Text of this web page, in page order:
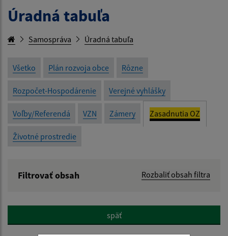
Úradná tabuľa
Samospráva Úradná tabuľa
Všetko Plán rozvoja obce Rôzne
Rozpočet-Hospodárenie Verejné vyhlášky
Voľby/Referendá VZN Zámery Zasadnutia OZ
Životné prostredie
Filtrovať obsah Rozbaliť obsah filtra
Popis:
späť